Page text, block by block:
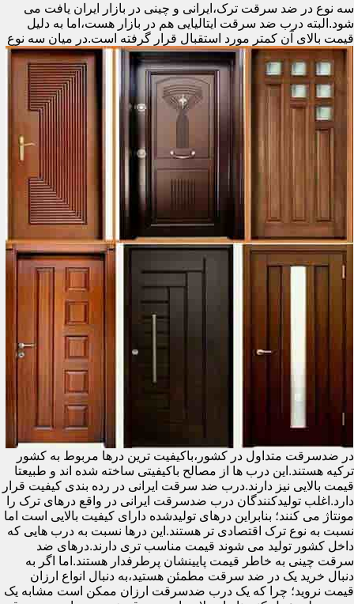
سه نوع در ضد سرقت ترک،ایرانی و چینی در بازار ایران یافت می
شود.البته درب ضد سرقت ایتالیایی هم در بازار هست،اما به دلیل
قیمت بالای آن کمتر مورد استقبال قرار گرفته است.در میان سه نوع
در ضدسرقت متداول در کشور،باکیفیت ترین درها مربوط به کشور
ترکیه هستند.این درب ها از مصالح باکیفیتی ساخته شده اند و طبیعتا
قیمت بالایی نیز دارند.درب ضد سرقت ایرانی در رده بندی کیفیت قرار
دارد.اغلب تولیدکنندگان درب ضدسرقت ایرانی در واقع درهای ترک را
مونتاژ می کنند؛ بنابراین درهای تولیدشده دارای کیفیت بالایی است اما
نسبت به نوع ترک اقتصادی تر هستند.این درها نسبت به درب هایی که
داخل کشور تولید می شوند قیمت مناسب تری دارند.درهای ضد
سرقت چینی به خاطر قیمت پایینشان پرطرفدار هستند.اما اگر به
دنبال خرید یک در ضد سرقت مطمئن هستید،به دنبال انواع ارزان
قیمت نروید؛ چرا که یک درب ضدسرقت ارزان ممکن است مشابه یک